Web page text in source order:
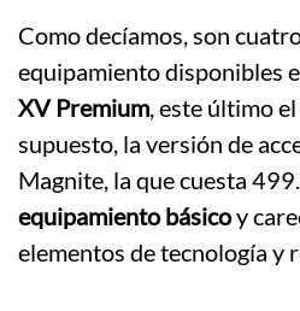
Como decíamos, son
equipamiento disponibles
XV Premium, este último
supuesto, la versión de
Magnite, la que cuesta
equipamiento básicoy
elementos de tecnología y